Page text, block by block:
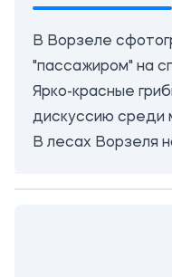
В Ворзеле
"пассажиром" на
Ярко-красные
дискуссию среди
В лесах Ворзеля